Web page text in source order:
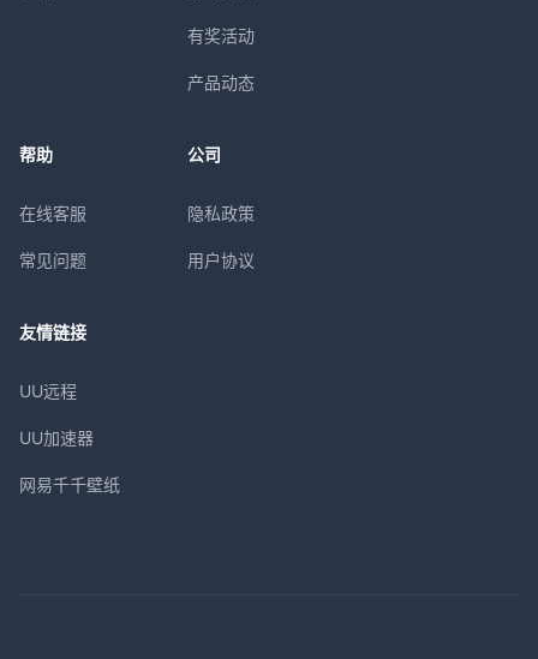
有奖活动
产品动态
帮助
在线客服
常见问题
公司
隐私政策
用户协议
友情链接
UU远程
UU加速器
网易千千壁纸